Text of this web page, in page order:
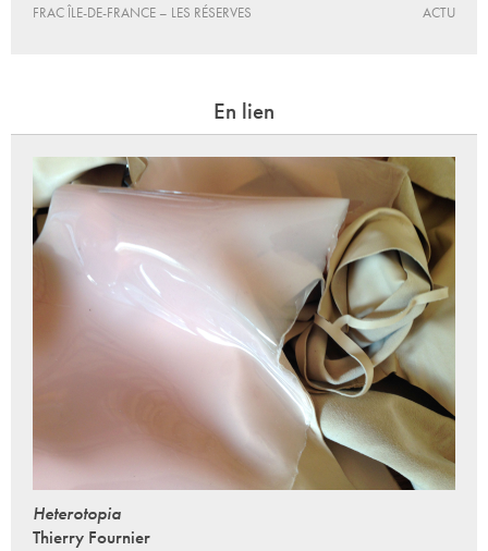
FRAC ÎLE-DE-FRANCE – LES RÉSERVES
ACTU
En lien
Heterotopia
Thierry Fournier